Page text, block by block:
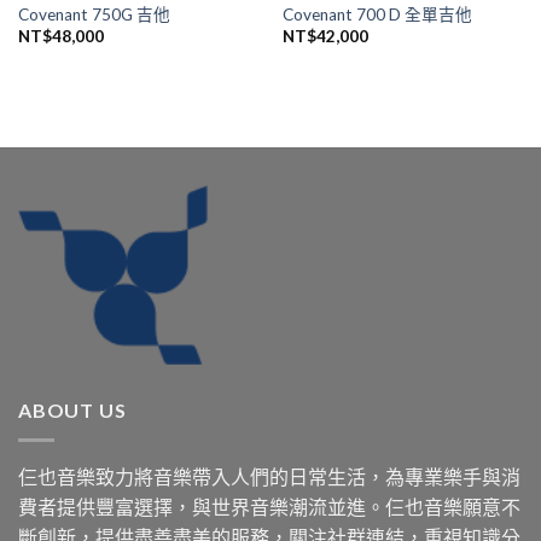
Covenant 750G 吉他
NT$48,000
Covenant 700 D 全單吉他
NT$42,000
ABOUT US
仨也音樂致力將音樂帶入人們的日常生活，為專業樂手與消
費者提供豐富選擇，與世界音樂潮流並進。仨也音樂願意不
斷創新，提供盡善盡美的服務，關注社群連結，重視知識分